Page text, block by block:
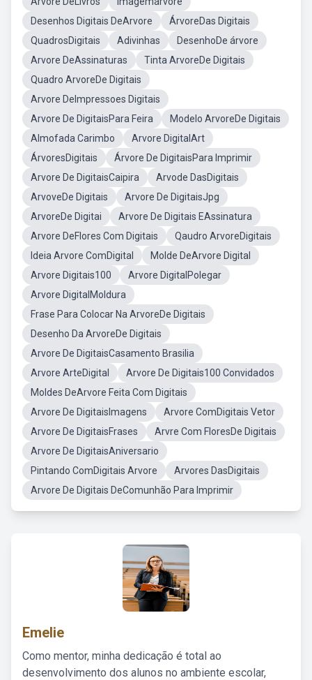
Desenhos Digitais DeArvore
ÁrvoreDas Digitais
QuadrosDigitais
Adivinhas
DesenhoDe árvore
Arvore DeAssinaturas
Tinta ArvoreDe Digitais
Quadro ArvoreDe Digitais
Arvore DeImpressoes Digitais
Arvore De DigitaisPara Feira
Modelo ArvoreDe Digitais
Almofada Carimbo
Arvore DigitalArt
ÁrvoresDigitais
Árvore De DigitaisPara Imprimir
Arvore De DigitaisCaipira
Arvode DasDigitais
ArvoveDe Digitais
Arvore De DigitaisJpg
ArvoreDe Digitai
Arvore De Digitais EAssinatura
Arvore DeFlores Com Digitais
Qaudro ArvoreDigitais
Ideia Arvore ComDigital
Molde DeArvore Digital
Arvore Digitais100
Arvore DigitalPolegar
Arvore DigitalMoldura
Frase Para Colocar Na ArvoreDe Digitais
Desenho Da ArvoreDe Digitais
Arvore De DigitaisCasamento Brasilia
Arvore ArteDigital
Arvore De Digitais100 Convidados
Moldes DeArvore Feita Com Digitais
Arvore De DigitaisImagens
Arvore ComDigitais Vetor
Arvore De DigitaisFrases
Arvre Com FloresDe Digitais
Arvore De DigitaisAniversario
Pintando ComDigitais Arvore
Arvores DasDigitais
Arvore De Digitais DeComunhão Para Imprimir
Emelie
Como mentor, minha dedicação é total ao
desenvolvimento dos alunos no ambiente escolar,